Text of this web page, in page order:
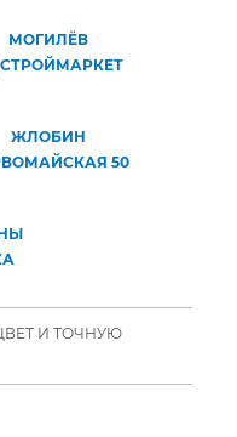
МОГИЛЁВ
ЖЛОБИН
50
И ТОЧНУЮ